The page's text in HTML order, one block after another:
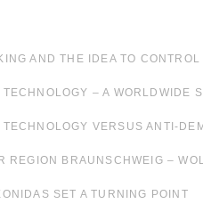
AND THE IDEA TO
– A WORLDWIDE
VERSUS ANTI-
REGION BRAUNSCHWEIG –
SET A TURNING POINT